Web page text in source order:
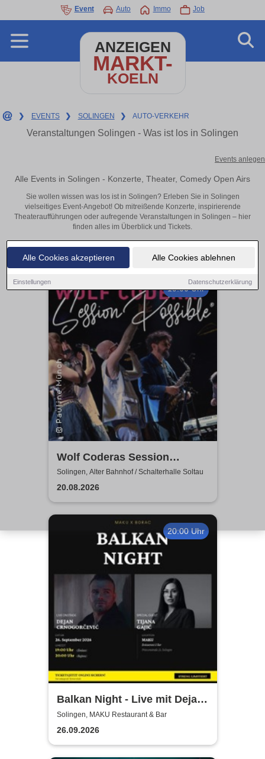
Alle Cookies akzeptieren Alle Cookies ablehnen
Einstellungen Datenschutzerklärung
Event Auto Immo Job
ANZEIGEN
MARKT-
KOELN
❯ EVENTS ❯ SOLINGEN ❯ AUTO-VERKEHR
Veranstaltungen Solingen - Was ist los in Solingen
Events anlegen
Alle Events in Solingen - Konzerte, Theater, Comedy Open Airs
Sie wollen wissen was los ist in Solingen? Erleben Sie in Solingen
vielseitiges Event-Angebot! Ob mitreißende Konzerte, inspirierende
Theateraufführungen oder aufregende Veranstaltungen in Solingen – hier
finden alles im Überblick und Tickets.
19:00 Uhr
Wolf Coderas Session
Possible
Solingen, Alter Bahnhof / Schalterhalle Soltau
20.08.2026
20:00 Uhr
Balkan Night - Live mit Dejan
Crnogorevi & Tijana Gaji
Solingen, MAKU Restaurant & Bar
26.09.2026